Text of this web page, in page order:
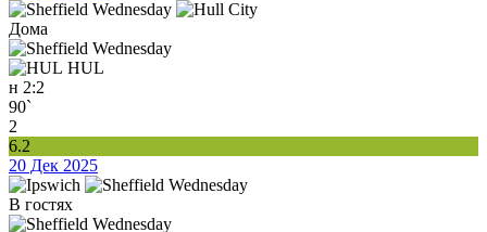
Дома
HUL
н 2:2
90`
2
6.2
20 Дек 2025
В гостях